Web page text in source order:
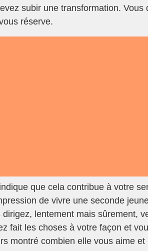
subir une transformation. Vous
réserve.
que cela contribue à votre
de vivre une seconde
lentement mais sûrement,
fait les choses à votre façon et
montré combien elle vous aime et